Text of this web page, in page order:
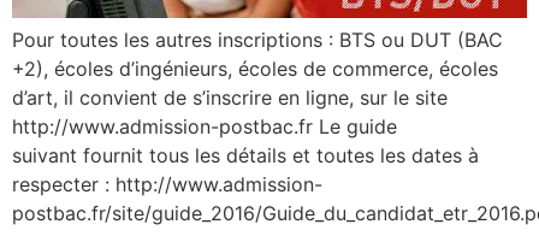
Pour toutes les autres inscriptions : BTS ou DUT (BAC
+2), écoles d’ingénieurs, écoles de commerce, écoles
d’art, il convient de s’inscrire en ligne, sur le site
http://www.admission-postbac.fr Le guide
suivant fournit tous les détails et toutes les dates à
respecter : http://www.admission-
postbac.fr/site/guide_2016/